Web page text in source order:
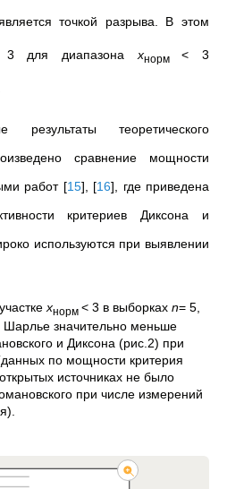
точкой разрыва. В этом
для диапазона xнорм< 3
результаты теоретического
сравнение мощности
работ [15] [16] , где приведена
критериев Диксона и
используются при выявлении
xнорм < 3 в выборках n= 5,
значительно меньше
и Диксона (рис.2) при
по мощности критерия
источниках не было
при числе измерений